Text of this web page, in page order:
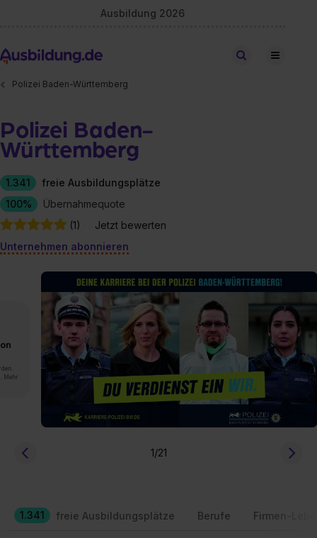
Ausbildung 2026
Stellen finden
Polizei Baden-Württemberg
Polizei Baden-
Württemberg
1.341
freie Ausbildungsplätze
100%
Übernahmequote
(1)
Jetzt bewerten
Unternehmen abonnieren
Mehr
1/21
1.341 freie Ausbildungsplätze Berufe Firmen-